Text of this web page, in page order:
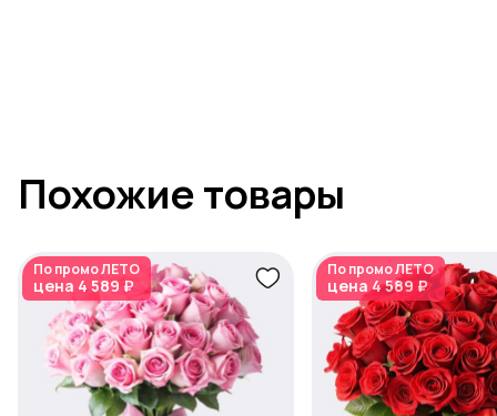
Похожие товары
По промоЛЕТО
цена 4 589 ₽
По промоЛЕТО
цена4 589 ₽